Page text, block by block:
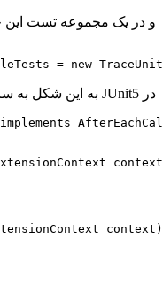
و در یک مجموعه تست این
= new
در JUnit5 به این شکل به سادگی می توان نوشت